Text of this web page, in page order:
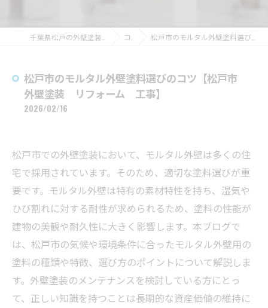
コラム 松戸市のモルタル外壁塗料選びのコツ【松戸市 外壁塗装 リフォーム 工事】
松戸市のモルタル外壁塗料選びのコツ【松戸市
外壁塗装 リフォーム 工事】
2026/02/16
松戸市での外壁塗装において、モルタル外壁は多くの住
宅で採用されています。そのため、適切な塗料選びが重
要です。モルタル外壁は特有の素材特性を持ち、湿気や
ひび割れに対する耐性が求められるため、塗料の性能が
建物の美観や耐久性に大きく影響します。本ブログで
は、松戸市の気候や環境条件に合ったモルタル外壁用の
塗料の種類や特徴、選び方のポイントについて解説しま
す。外壁塗装のメンテナンスを検討している方にとっ
て、正しい知識を持つことは長期的な資産価値の維持に